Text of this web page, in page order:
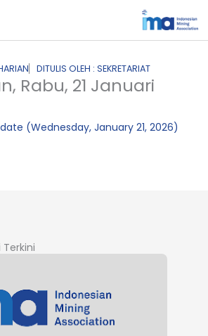
DITULIS OLEH : SEKRETARIAT
Rabu, 21 Januari
(Wednesday, January 21, 2026)